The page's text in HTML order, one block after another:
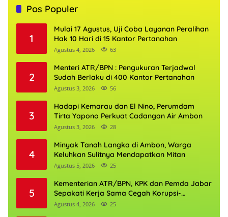
Pos Populer
1
Mulai 17 Agustus, Uji Coba Layanan Peralihan
Hak 10 Hari di 15 Kantor Pertanahan
Agustus 4, 2026 63
2
Menteri ATR/BPN : Pengukuran Terjadwal
Sudah Berlaku di 400 Kantor Pertanahan
Agustus 3, 2026 56
3
Hadapi Kemarau dan El Nino, Perumdam
Tirta Yapono Perkuat Cadangan Air Ambon
Agustus 3, 2026 28
4
Minyak Tanah Langka di Ambon, Warga
Keluhkan Sulitnya Mendapatkan Mitan
Agustus 5, 2026 25
5
Kementerian ATR/BPN, KPK dan Pemda Jabar
Sepakati Kerja Sama Cegah Korupsi-
Penguatan Ekonomi
Agustus 4, 2026 25